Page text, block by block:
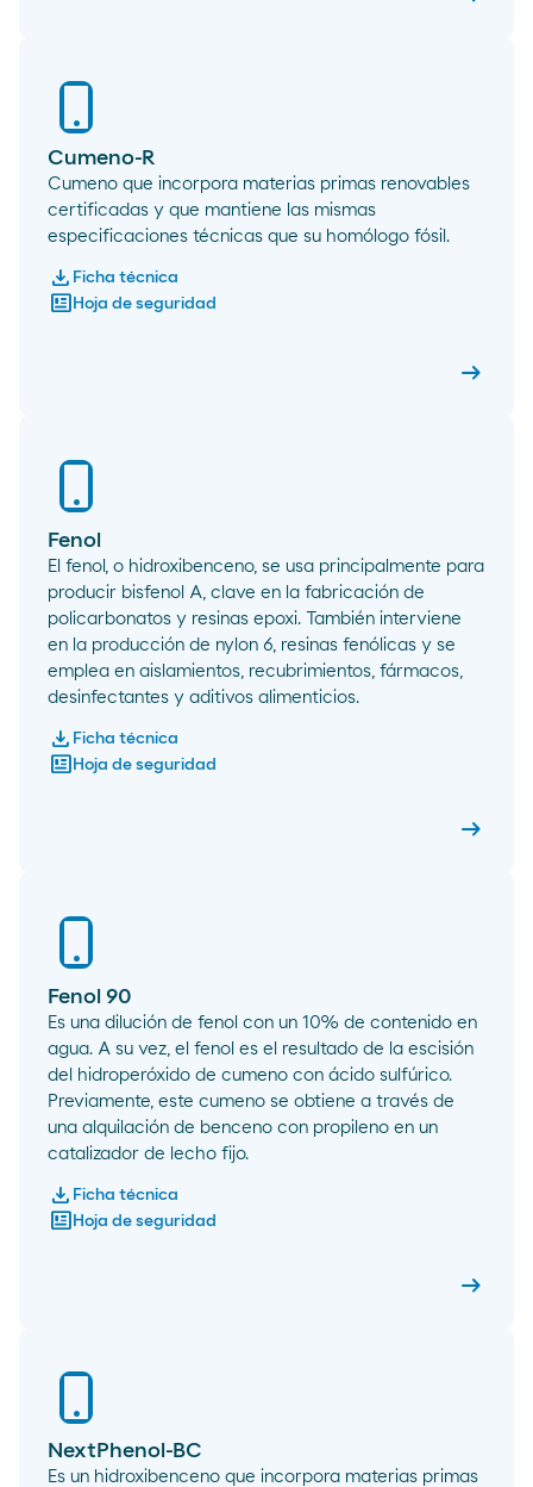
Cumeno-R
Cumeno que incorpora materias primas renovables
certificadas y que mantiene las mismas
especificaciones técnicas que su homólogo fósil.
download Ficha técnica
newsmode Hoja de seguridad
arrow_right_alt
Fenol
El fenol, o hidroxibenceno, se usa principalmente para
producir bisfenol A, clave en la fabricación de
policarbonatos y resinas epoxi. También interviene
en la producción de nylon 6, resinas fenólicas y se
emplea en aislamientos, recubrimientos, fármacos,
desinfectantes y aditivos alimenticios.
download Ficha técnica
newsmode Hoja de seguridad
arrow_right_altFenol
Fenol 90
Es una dilución de fenol con un 10% de contenido en
agua. A su vez, el fenol es el resultado de la escisión
del hidroperóxido de cumeno con ácido sulfúrico.
Previamente, este cumeno se obtiene a través de
una alquilación de benceno con propileno en un
catalizador de lecho fijo.
download Ficha técnica
newsmode Hoja de seguridad
arrow_right_altFenol 90
NextPhenol-BC
Es un hidroxibenceno que incorpora materias primas